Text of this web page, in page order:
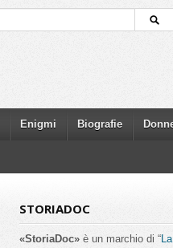
Enigmi Biografie
STORIADOC
«StoriaDoc» è un marchio di “